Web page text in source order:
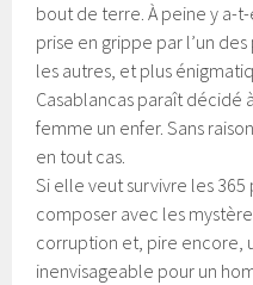
bout de terre. À peine y a-
prise en grippe par l’un
les autres, et plus
Casablancas paraît décidé
femme un enfer. Sans
en tout cas.
Si elle veut survivre les 365
composer avec les
corruption et, pire encore,
inenvisageable pour un